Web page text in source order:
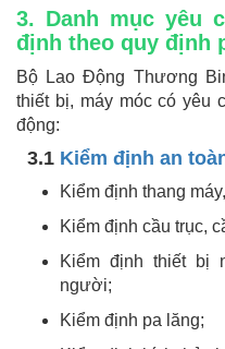
3. Danh mục yêu
định theo quy định
Bộ Lao Động Thương
thiết bị, máy móc có yêu
động:
3.1 Kiểm định an
Kiểm định thang
Kiểm định cầu trục,
Kiểm định thiết bị
người;
Kiểm định pa lăng;